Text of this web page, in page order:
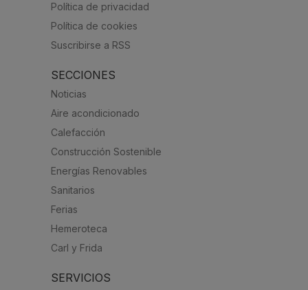
Política de privacidad
Política de cookies
Suscribirse a RSS
SECCIONES
Noticias
Aire acondicionado
Calefacción
Construcción Sostenible
Energías Renovables
Sanitarios
Ferias
Hemeroteca
Carl y Frida
SERVICIOS